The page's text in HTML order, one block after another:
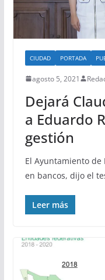
CIUDAD PORTADA
agosto 5, 2021
Dejará
a Eduardo
gestión
El Ayuntamiento de
en bancos, dijo el
Leer más